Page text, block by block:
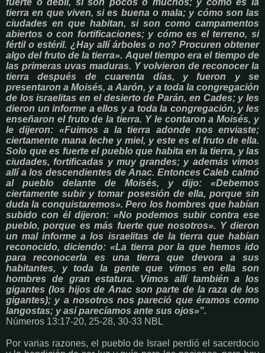
tierra en que viven, si es buena o mala; y cómo son las
ciudades en que habitan, si son como campamentos
abiertos o con fortificaciones; y cómo es el terreno, si
fértil o estéril. ¿Hay allí árboles o no? Procuren obtener
algo del fruto de la tierra». Aquel tiempo era el tiempo de
las primeras uvas maduras. Y volvieron de reconocer la
tierra después de cuarenta días, y fueron y se
presentaron a Moisés, a Aarón, y a toda la congregación
de los israelitas en el desierto de Parán, en Cades; y les
dieron un informe a ellos y a toda la congregación, y les
enseñaron el fruto de la tierra. Y le contaron a Moisés, y
le dijeron: «Fuimos a la tierra adonde nos enviaste;
ciertamente mana leche y miel, y este es el fruto de ella.
Solo que es fuerte el pueblo que habita en la tierra, y las
ciudades, fortificadas y muy grandes; y además vimos
allí a los descendientes de Anac. Entonces Caleb calmó
al pueblo delante de Moisés, y dijo: «Debemos
ciertamente subir y tomar posesión de ella, porque sin
duda la conquistaremos». Pero los hombres que habían
subido con él dijeron: «No podemos subir contra ese
pueblo, porque es más fuerte que nosotros». Y dieron
un mal informe a los israelitas de la tierra que habían
reconocido, diciendo: «La tierra por la que hemos ido
para reconocerla es una tierra que devora a sus
habitantes, y toda la gente que vimos en ella son
hombres de gran estatura. Vimos allí también a los
gigantes (los hijos de Anac son parte de la raza de los
gigantes); y a nosotros nos pareció que éramos como
langostas; y así parecíamos ante sus ojos»”.
Números 13:17-20, 25-28, 30-33 NBL
Por varias razones, el pueblo de Israel perdió el sacerdocio